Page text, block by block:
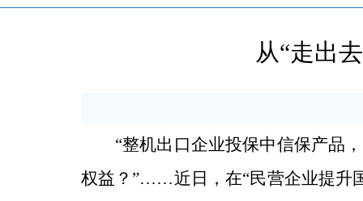
从“走出
“整机出口企业投保中信保产品
权益？”……近日，在“民营企业提升